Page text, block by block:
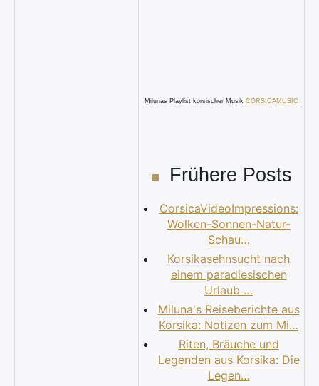
Milunas Playlist korsischer Musik CORSICAMUSIC
Frühere Posts
CorsicaVideoImpressions:
Wolken-Sonnen-Natur-
Schau…
Korsikasehnsucht nach
einem paradiesischen
Urlaub …
Miluna's Reiseberichte aus
Korsika: Notizen zum Mi…
Riten, Bräuche und
Legenden aus Korsika: Die
Legen…